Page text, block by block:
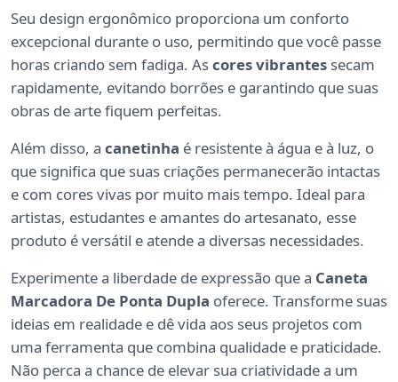
Seu design ergonômico proporciona um conforto
excepcional durante o uso, permitindo que você passe
horas criando sem fadiga. Ascores vibrantes secam
rapidamente, evitando borrões e garantindo que suas
obras de arte fiquem perfeitas.
Além disso, a canetinha é resistente à água e à luz, o
que significa que suas criações permanecerão intactas
e com cores vivas por muito mais tempo. Ideal para
artistas, estudantes e amantes do artesanato, esse
produto é versátil e atende a diversas necessidades.
Experimente a liberdade de expressão que a Caneta
Marcadora De Ponta Dupla oferece. Transforme suas
ideias em realidade e dê vida aos seus projetos com
uma ferramenta que combina qualidade e praticidade.
Não perca a chance de elevar sua criatividade a um